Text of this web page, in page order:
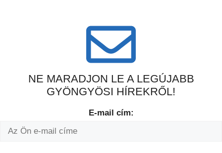
NE MARADJON LE A LEGÚJABB
GYÖNGYÖSI HÍREKRŐL!
E-mail cím: